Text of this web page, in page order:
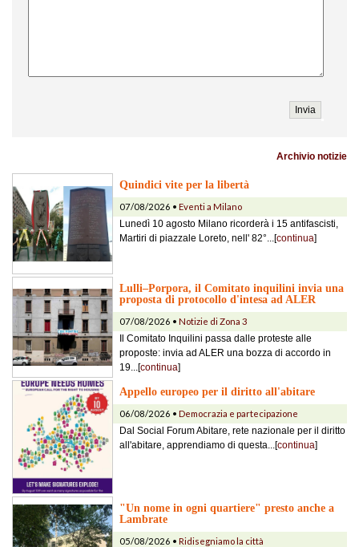
Archivio notizie
Quindici vite per la libertà
07/08/2026 • Eventi a Milano
Lunedì 10 agosto Milano ricorderà i 15 antifascisti,
Martiri di piazzale Loreto, nell' 82°...[continua]
Lulli–Porpora, il Comitato inquilini invia una
proposta di protocollo d'intesa ad ALER
07/08/2026 • Notizie di Zona 3
Il Comitato Inquilini passa dalle proteste alle
proposte: invia ad ALER una bozza di accordo in
19...[continua]
Appello europeo per il diritto all'abitare
06/08/2026 • Democrazia e partecipazione
Dal Social Forum Abitare, rete nazionale per il diritto
all'abitare, apprendiamo di questa...[continua]
"Un nome in ogni quartiere" presto anche a
Lambrate
05/08/2026 • Ridisegniamo la città